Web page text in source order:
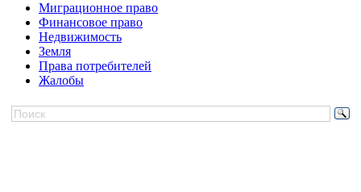
Миграционное право
Финансовое право
Недвижимость
Земля
Права потребителей
Жалобы